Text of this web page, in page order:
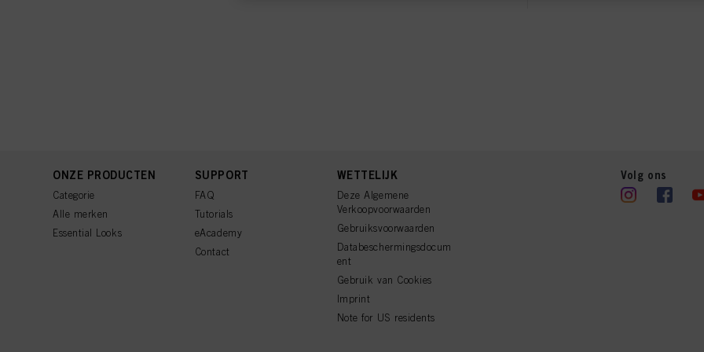
ONZE PRODUCTEN
Categorie
Alle merken
Essential Looks
SUPPORT
FAQ
Tutorials
eAcademy
Contact
WETTELIJK
Deze Algemene
Verkoopvoorwaarden
Gebruiksvoorwaarden
Databeschermingsdocum
ent
Gebruik van Cookies
Imprint
Note for US residents
Volg ons